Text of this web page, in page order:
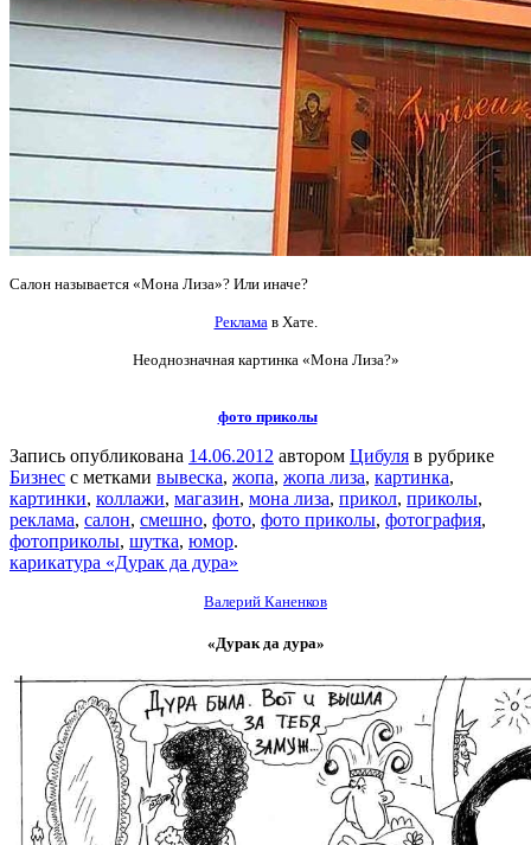
Салон называется «Мона Лиза»? Или иначе?
Рекламав Хате.
Неоднозначная картинка «Мона Лиза?»
фото приколы
Запись опубликована 14.06.2012 автором Цибуля в рубрике
Бизнес с метками вывеска, жопа, жопа лиза, картинка,
картинки, коллажи, магазин, мона лиза, прикол, приколы,
реклама, салон, смешно, фото, фото приколы, фотография,
фотоприколы, шутка, юмор.
карикатура «Дурак да дура»
Валерий Каненков
«Дурак да дура»